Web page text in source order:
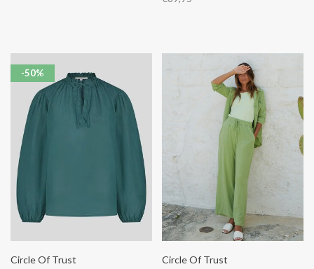
-50%
Circle Of Trust Circle Of Trust